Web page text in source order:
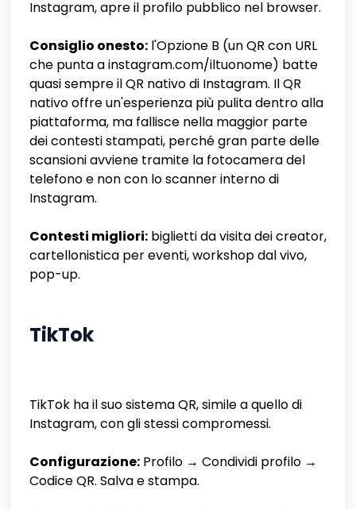
Instagram, apre il profilo pubblico nel browser.
Consiglio onesto: l'Opzione B (un QR con URL
che punta a instagram.com/iltuonome) batte
quasi sempre il QR nativo di Instagram. Il QR
nativo offre un'esperienza più pulita dentro alla
piattaforma, ma fallisce nella maggior parte
dei contesti stampati, perché gran parte delle
scansioni avviene tramite la fotocamera del
telefono e non con lo scanner interno di
Instagram.
Contesti migliori: biglietti da visita dei creator,
cartellonistica per eventi, workshop dal vivo,
pop-up.
TikTok
TikTok ha il suo sistema QR, simile a quello di
Instagram, con gli stessi compromessi.
Configurazione: Profilo → Condividi profilo →
Codice QR. Salva e stampa.